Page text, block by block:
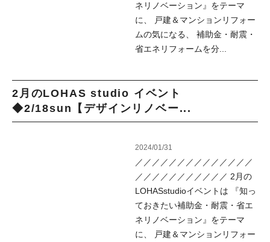
ネリノベーション』をテーマ
に、 戸建＆マンションリフォー
ムの気になる、 補助金・耐震・
省エネリフォームを分...
2月のLOHAS studio イベント
◆2/18sun【デザインリノベー...
2024/01/31
／／／／／／／／／／／／／／
／／／／／／／／／／／ 2月の
LOHASstudioイベントは 『知っ
ておきたい補助金・耐震・省エ
ネリノベーション』をテーマ
に、 戸建＆マンションリフォー